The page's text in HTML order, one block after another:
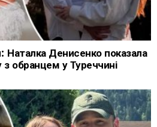
Наталка Денисенко показала
з обранцем у Туреччині